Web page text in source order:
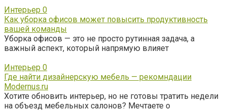
Интерьер 0
Как уборка офисов может повысить продуктивность
вашей команды
Уборка офисов — это не просто рутинная задача, а
важный аспект, который напрямую влияет
Интерьер 0
Где найти дизайнерскую мебель — рекомндации
Modernus.ru
Хотите обновить интерьер, но не готовы тратить недели
на объезд мебельных салонов? Мечтаете о